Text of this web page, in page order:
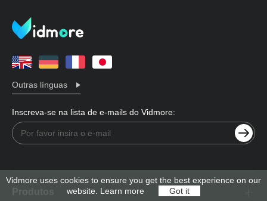
Outras línguas
Inscreva-se na lista de e-mails do Vidmore:
Vidmore uses cookies to ensure you get the best experience on our
website. Learn more Got it